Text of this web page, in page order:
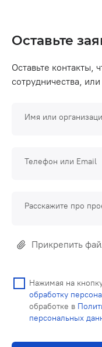
Оставьте
Оставьте контакты,
сотрудничества,
Имя или
Телефон или Email
Расскажите про
Прикрепить
Нажимая на
обработку
обработке в
персональных